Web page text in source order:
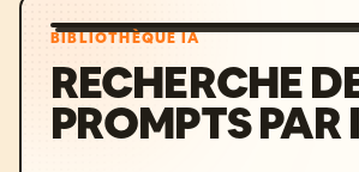
BIBLIOTHÈQUE IA
RECHERCHE
PROMPTS PAR